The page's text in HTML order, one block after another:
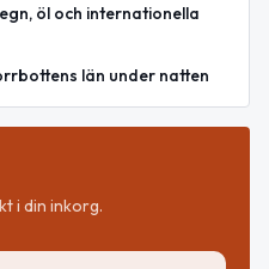
öl och internationella
län under natten
i din inkorg.